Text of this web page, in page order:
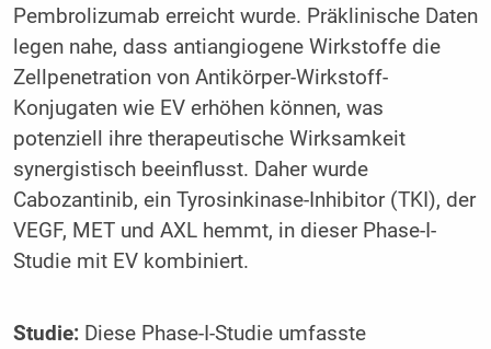
Pembrolizumab erreicht wurde. Präklinische Daten
legen nahe, dass antiangiogene Wirkstoffe die
Zellpenetration von Antikörper-Wirkstoff-
Konjugaten wie EV erhöhen können, was
potenziell ihre therapeutische Wirksamkeit
synergistisch beeinflusst. Daher wurde
Cabozantinib, ein Tyrosinkinase-Inhibitor (TKI), der
VEGF, MET und AXL hemmt, in dieser Phase-I-
Studie mit EV kombiniert.
Studie:Diese Phase-I-Studie umfasste